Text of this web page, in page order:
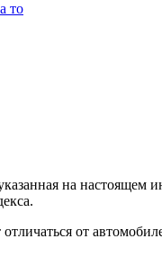
то
на настоящем
от